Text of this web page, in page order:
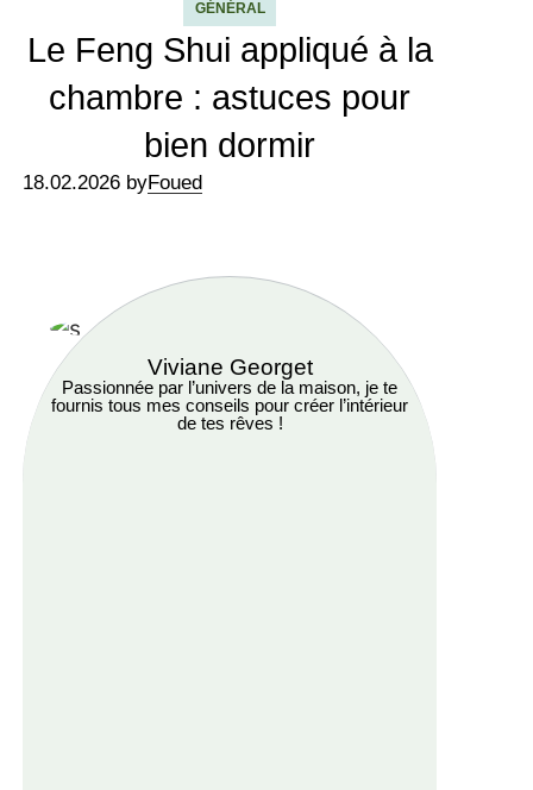
GÉNÉRAL
Le Feng Shui appliqué à la
chambre : astuces pour
bien dormir
18.02.2026 byFoued
Viviane Georget
Passionnée par l’univers de la maison, je te
fournis tous mes conseils pour créer l’intérieur
de tes rêves !